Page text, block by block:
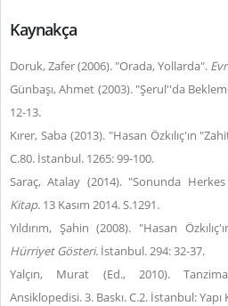
Kaynakça
Doruk, Zafer (2006). "Orada, Yollarda".
Günbaşı, Ahmet (2003). "Şerul''da
12-13.
Kırer, Saba (2013). "Hasan Özkılıç'ın
C.80. İstanbul. 1265: 99-100.
Saraç, Atalay (2014). "Sonunda Herkes
Kitap. 13 Kasım 2014. S.1291.
Yıldırım, Şahin (2008). "Hasan
Hürriyet Gösteri. İstanbul. 294: 32-37.
Yalçın, Murat (Ed., 2010).
Ansiklopedisi. 3. Baskı. C.2. İstanbul: Yapı